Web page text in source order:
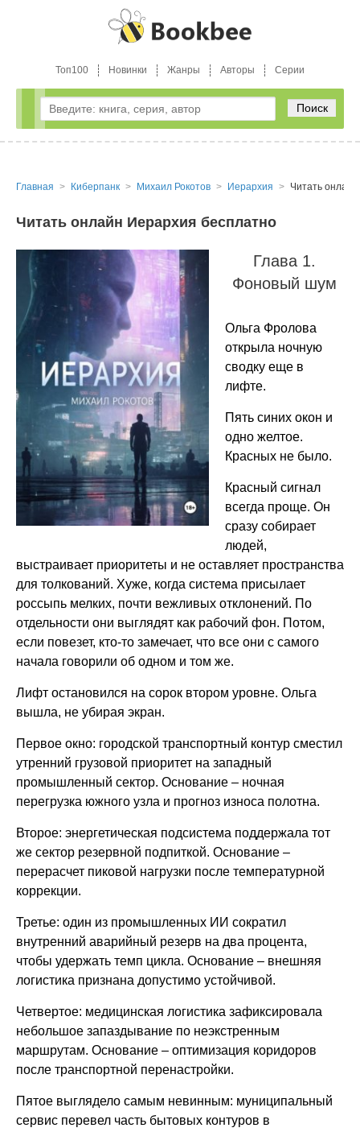
Топ100 Новинки Жанры Авторы Серии
Поиск
Главная Киберпанк Михаил Рокотов Иерархия Читать
Читать онлайн Иерархия бесплатно
Глава 1.
Фоновый шум
Ольга Фролова
открыла ночную
сводку еще в
лифте.
Пять синих окон и
одно желтое.
Красных не было.
Красный сигнал
всегда проще. Он
сразу собирает
людей,
выстраивает приоритеты и не оставляет пространства
для толкований. Хуже, когда система присылает
россыпь мелких, почти вежливых отклонений. По
отдельности они выглядят как рабочий фон. Потом,
если повезет, кто-то замечает, что все они с самого
начала говорили об одном и том же.
Лифт остановился на сорок втором уровне. Ольга
вышла, не убирая экран.
Первое окно: городской транспортный контур сместил
утренний грузовой приоритет на западный
промышленный сектор. Основание – ночная
перегрузка южного узла и прогноз износа полотна.
Второе: энергетическая подсистема поддержала тот
же сектор резервной подпиткой. Основание –
перерасчет пиковой нагрузки после температурной
коррекции.
Третье: один из промышленных ИИ сократил
внутренний аварийный резерв на два процента,
чтобы удержать темп цикла. Основание – внешняя
логистика признана допустимо устойчивой.
Четвертое: медицинская логистика зафиксировала
небольшое запаздывание по неэкстренным
маршрутам. Основание – оптимизация коридоров
после транспортной перенастройки.
Пятое выглядело самым невинным: муниципальный
сервис перевел часть бытовых контуров в